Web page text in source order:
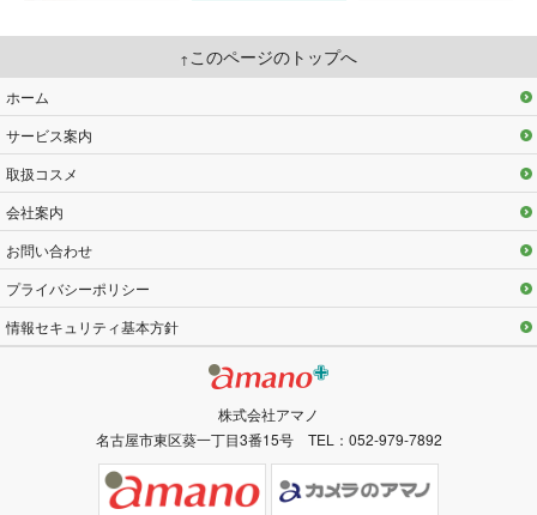
このページのトップへ
ホーム
サービス案内
取扱コスメ
会社案内
お問い合わせ
プライバシーポリシー
情報セキュリティ基本方針
株式会社アマノ
名古屋市東区葵一丁目3番15号 TEL：052-979-7892